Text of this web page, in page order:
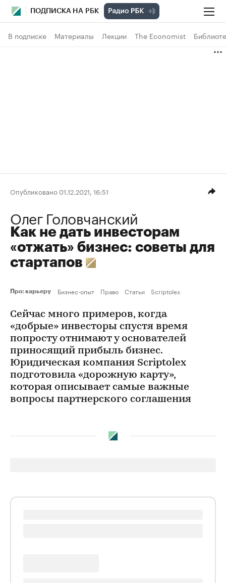
ПОДПИСКА НА РБК
В подписке Материалы Лекции The Economist
Опубликовано 01.12.2021, 16:51
Олег Головчанский
Как не дать инвесторам
«отжать» бизнес: советы для
стартапов
Про: карьеру Бизнес-опыт Право Статьи Scriptolex
Сейчас много примеров, когда
«добрые» инвесторы спустя время
попросту отнимают у основателей
приносящий прибыль бизнес.
Юридическая компания Scriptolex
подготовила «дорожную карту»,
которая описывает самые важные
вопросы партнерского соглашения